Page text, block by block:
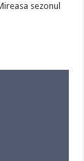
sezonul